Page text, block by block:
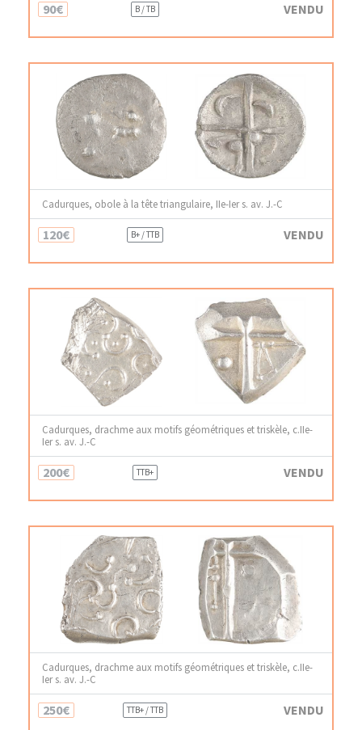
90€ B / TB VENDU
Cadurques, obole à la tête triangulaire, IIe-Ier s. av. J.-C
120€ B+ / TTB VENDU
Cadurques, drachme aux motifs géométriques et triskèle, c.IIe-
Ier s. av. J.-C
200€ TTB+ VENDU
Cadurques, drachme aux motifs géométriques et triskèle, c.IIe-
Ier s. av. J.-C
250€ TTB+ / TTB VENDU